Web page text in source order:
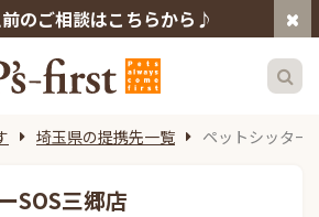
のご相談はこちらから♪
埼玉県の提携先一覧 ペットシッター
SOS三郷店